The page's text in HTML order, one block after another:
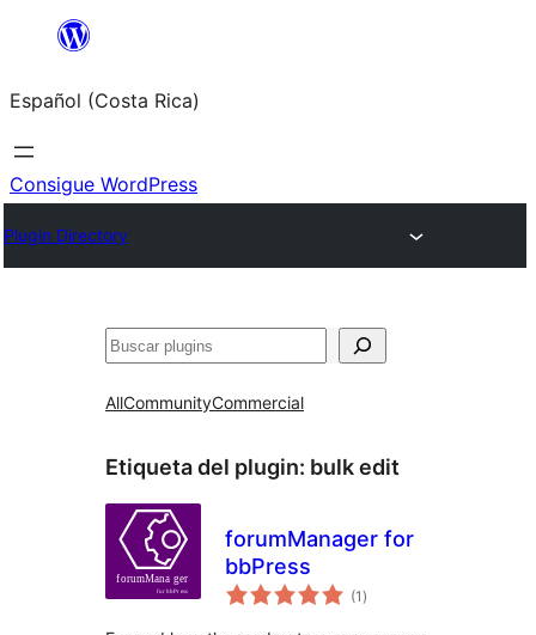
Saltar
contenido
Español (Costa Rica)
Consigue WordPress
Plugin Directory
Buscar
AllCommunityCommercial
Etiqueta del plugin: bulk edit
forumManager for
bbPress
(1 total
de
)